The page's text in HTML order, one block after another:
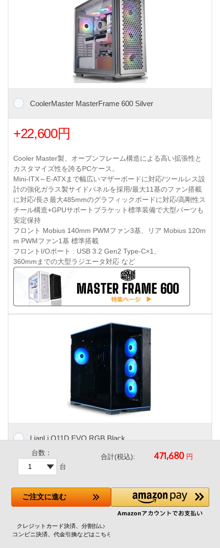
CoolerMaster MasterFrame 600 Silver
+22,600円
Cooler Master製、オープンフレーム構造による高い拡張性と
カスタマイズ性を誇るPCケース。
Mini-ITX～E-ATXまで幅広いマザーボードに対応/ツールレス設
計の強化ガラス製サイドパネルを採用/最大11基のファン搭載
に対応/長さ最大485mmのグラフィックボードに対応/高剛性ス
チール構造+GPUサポートブラケット標準装備で大型パーツも
安定保持
フロント Mobius 140mm PWMファン3基、リア Mobius 120m
m PWMファン1基 標準搭載
フロントI/Oポート : USB 3.2 Gen2 Type-C×1、
360mmまでの大型ラジエータ対応 など
LianLi O11D EVO RGB Black
+27,400円
人気のピラーレスケース、ケース上下にL字形のRGBストリッ
メーカー標準ではケースファンが付属しないため、エアフロー
を考慮して当店でファンを追加した特別仕様モデルです。
120mm アドレサブルRGBファン 4基(フロント 3基 リア 1基)
台数：
台
合計(税込): 円
ご注文に進む